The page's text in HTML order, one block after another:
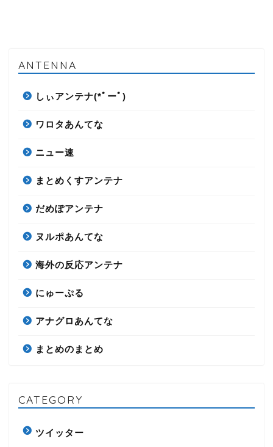
ANTENNA
しぃアンテナ(*ﾟーﾟ)
ワロタあんてな
ニュー速
まとめくすアンテナ
だめぽアンテナ
ヌルポあんてな
海外の反応アンテナ
にゅーぷる
アナグロあんてな
まとめのまとめ
CATEGORY
ツイッター